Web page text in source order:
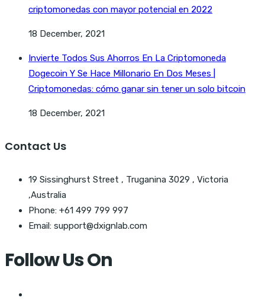
criptomonedas con mayor potencial en 2022
18 December, 2021
Invierte Todos Sus Ahorros En La Criptomoneda
Dogecoin Y Se Hace Millonario En Dos Meses |
Criptomonedas: cómo ganar sin tener un solo bitcoin
18 December, 2021
Contact Us
19 Sissinghurst Street , Truganina 3029 , Victoria
,Australia
Phone: +61 499 799 997
Email: support@dxignlab.com
Follow Us On